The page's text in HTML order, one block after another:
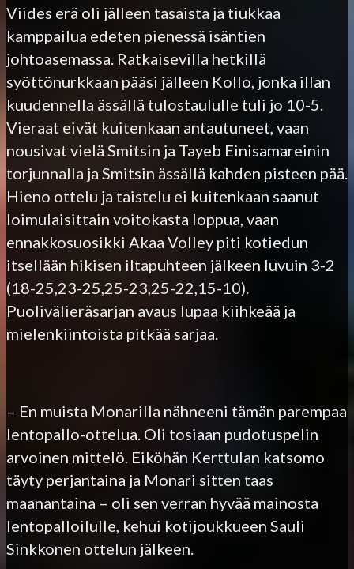
Viides erä oli jälleen tasaista ja tiukkaa
kamppailua edeten pienessä isäntien
johtoasemassa. Ratkaisevilla hetkillä
syöttönurkkaan pääsi jälleen Kollo, jonka illan
kuudennella ässällä tulostaululle tuli jo 10-5.
Vieraat eivät kuitenkaan antautuneet, vaan
nousivat vielä Smitsin ja Tayeb Einisamareinin
torjunnalla ja Smitsin ässällä kahden pisteen pää.
Hieno ottelu ja taistelu ei kuitenkaan saanut
loimulaisittain voitokasta loppua, vaan
ennakkosuosikki Akaa Volley piti kotiedun
itsellään hikisen iltapuhteen jälkeen luvuin 3-2
(18-25,23-25,25-23,25-22,15-10).
Puolivälieräsarjan avaus lupaa kiihkeää ja
mielenkiintoista pitkää sarjaa.
– En muista Monarilla nähneeni tämän parempaa
lentopallo-ottelua. Oli tosiaan pudotuspelin
arvoinen mittelö. Eiköhän Kerttulan katsomo
täyty perjantaina ja Monari sitten taas
maanantaina – oli sen verran hyvää mainosta
lentopalloilulle, kehui kotijoukkueen Sauli
Sinkkonen ottelun jälkeen.